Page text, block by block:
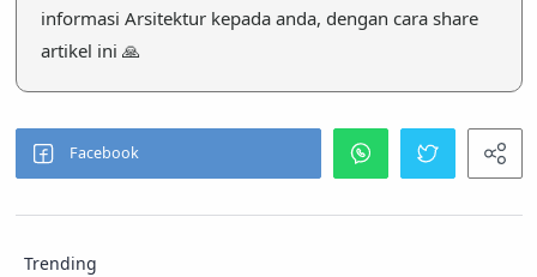
informasi Arsitektur kepada anda, dengan cara share
artikel ini 🙏
Trending